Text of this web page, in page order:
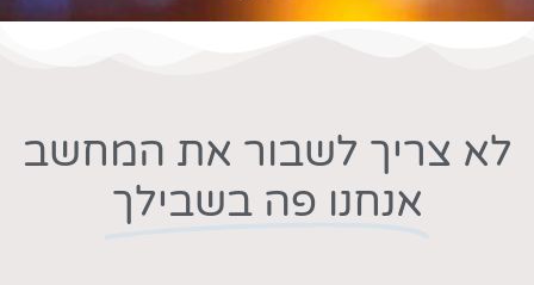
לא צריך לשבור את המחשב
אנחנו פה בשבילך